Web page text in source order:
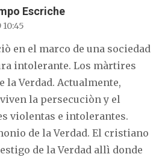
Escriche
10:45
en el marco de una sociedad
intolerante. Los màrtires
la Verdad. Actualmente,
la persecuciòn y el
violentas e intolerantes.
de la Verdad. El cristiano
de la Verdad allì donde